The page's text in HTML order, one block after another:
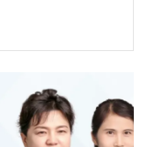
办